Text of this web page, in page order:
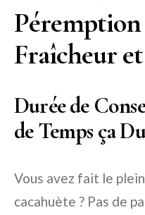
Fraîcheur
Durée de
de Temps ça
Vous avez fait le
cacahuète ? Pas de